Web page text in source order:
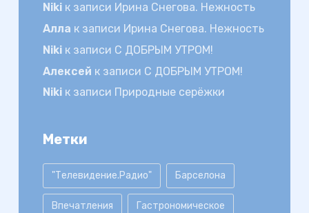
Nikiк записи Ирина Снегова. Нежность
Алла к записи Ирина Снегова. Нежность
Nikiк записи С ДОБРЫМ УТРОМ!
Алексей к записи С ДОБРЫМ УТРОМ!
Nikiк записи Природные серёжки
Метки
"Телевидение.Радио" Барселона
Впечатления Гастрономическое